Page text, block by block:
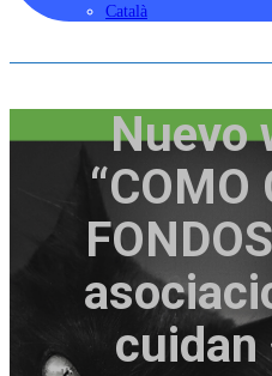
Català
Nuevo
“COMO
cuidan